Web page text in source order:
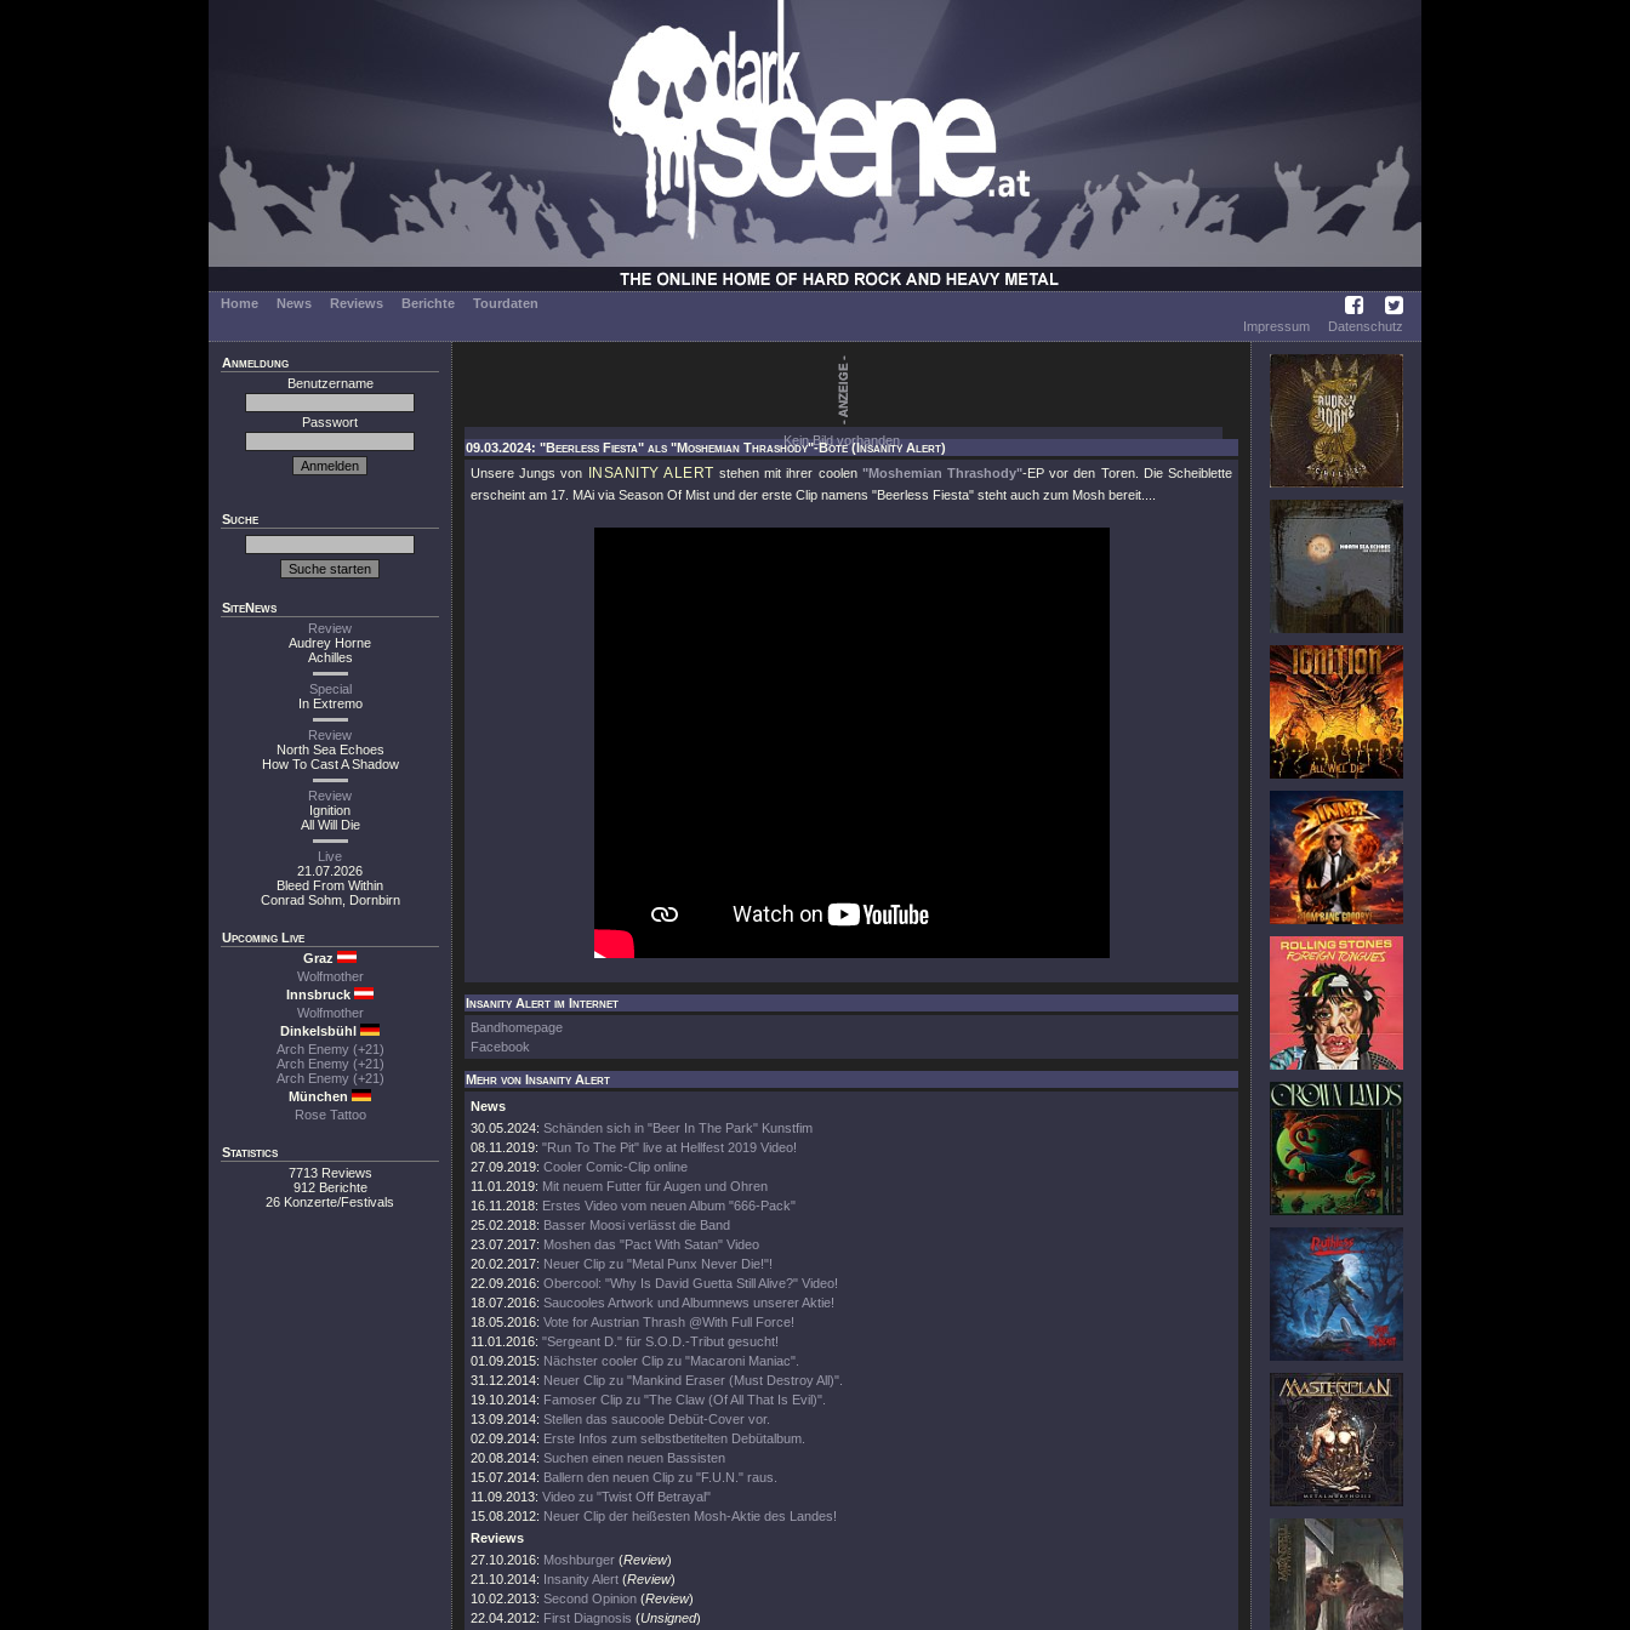
Home News Reviews Berichte
Tourdaten
Impressum
Datenschutz
Anmeldung
Benutzername
Passwort
Suche
SiteNews
Review
Audrey Horne
Achilles
Special
In Extremo
Review
North Sea Echoes
How To Cast A Shadow
Review
Ignition
All Will Die
Live
21.07.2026
Bleed From Within
Conrad Sohm, Dornbirn
Upcoming Live
Graz
Wolfmother
Innsbruck
Wolfmother
Dinkelsbühl
Arch Enemy (+21)
Arch Enemy (+21)
Arch Enemy (+21)
München
Rose Tattoo
Statistics
7713 Reviews
912 Berichte
26 Konzerte/Festivals
Kein Bild vorhanden.
09.03.2024: "Beerless Fiesta" als "Moshemian Thrashody"-Bote (Insanity Alert)
Unsere Jungs von
INSANITY ALERT stehen mit ihrer coolen "Moshemian Thrashody"-EP vor den Toren. Die Scheiblette
erscheint am 17. MAi via Season Of Mist und der erste Clip namens "Beerless Fiesta" steht auch zum Mosh bereit....
Insanity Alert im Internet
Bandhomepage
Facebook
Mehr von Insanity Alert
News
30.05.2024: Schänden sich in "Beer In The Park" Kunstfim
08.11.2019: "Run To The Pit" live at Hellfest 2019 Video!
27.09.2019: Cooler Comic-Clip online
11.01.2019: Mit neuem Futter für Augen und Ohren
16.11.2018: Erstes Video vom neuen Album "666-Pack"
25.02.2018: Basser Moosi verlässt die Band
23.07.2017: Moshen das "Pact With Satan" Video
20.02.2017: Neuer Clip zu "Metal Punx Never Die!"!
22.09.2016: Obercool: "Why Is David Guetta Still Alive?" Video!
18.07.2016: Saucooles Artwork und Albumnews unserer Aktie!
18.05.2016: Vote for Austrian Thrash @With Full Force!
11.01.2016: "Sergeant D." für S.O.D.-Tribut gesucht!
01.09.2015: Nächster cooler Clip zu "Macaroni Maniac".
31.12.2014: Neuer Clip zu "Mankind Eraser (Must Destroy All)".
19.10.2014: Famoser Clip zu "The Claw (Of All That Is Evil)".
13.09.2014: Stellen das saucoole Debüt-Cover vor.
02.09.2014: Erste Infos zum selbstbetitelten Debütalbum.
20.08.2014: Suchen einen neuen Bassisten
15.07.2014: Ballern den neuen Clip zu "F.U.N." raus.
11.09.2013: Video zu "Twist Off Betrayal"
15.08.2012: Neuer Clip der heißesten Mosh-Aktie des Landes!
Reviews
27.10.2016: Moshburger (Review)
21.10.2014: Insanity Alert (Review)
10.02.2013: Second Opinion (Review)
22.04.2012: First Diagnosis (Unsigned)